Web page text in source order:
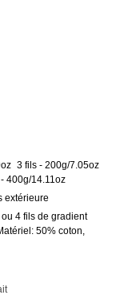
3 fils - 200g/7.05oz
400g/14.11oz
extérieure
4 fils de gradient
50% coton,